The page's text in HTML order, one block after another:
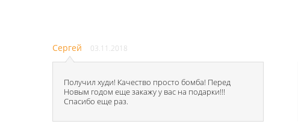
Сергей 03.11.2018
Получил худи! Качество просто бомба! Перед
Новым годом еще закажу у вас на подарки!!!
Спасибо еще раз.